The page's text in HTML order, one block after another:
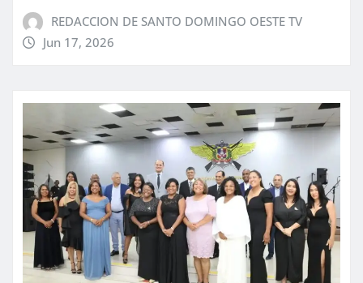
REDACCION DE SANTO DOMINGO OESTE TV
Jun 17, 2026